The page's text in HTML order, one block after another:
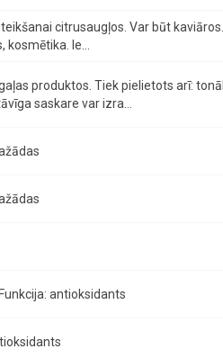
citrusaugļos. Var būt
Ie...
produktos. Tiek pielietots arī:
saskare var izra...
antioksidants